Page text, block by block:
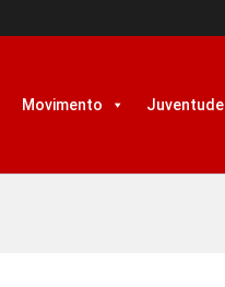
Movimento Juventude